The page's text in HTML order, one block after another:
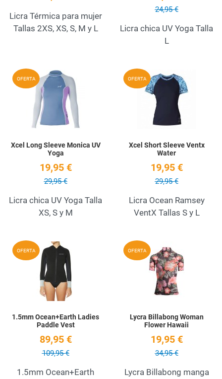
Licra Térmica para mujer
Tallas 2XS, XS, S, M y L
24,95 €
Licra chica UV Yoga Talla
L
OFERTA Añadir a la lista de deseos
Quick View
Xcel Long Sleeve Monica UV
Yoga
19,95 €
29,95 €
Licra chica UV Yoga Talla
XS, S y M
OFERTA
Xcel Short Sleeve Ventx
Water
19,95 €
29,95 €
Licra Ocean Ramsey
VentX Tallas S y L
OFERTA Añadir a la lista de deseos
1.5mm Ocean+Earth Ladies
Paddle Vest
89,95 €
109,95 €
1.5mm Ocean+Earth
OFERTA
Lycra Billabong Woman
Flower Hawaii
19,95 €
34,95 €
Lycra Billabong manga